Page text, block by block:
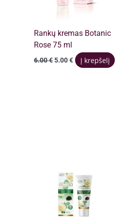
Rankų kremas Botanic
Rose 75 ml
6.00€ Original
5.00€Current
price
Į krepšelį